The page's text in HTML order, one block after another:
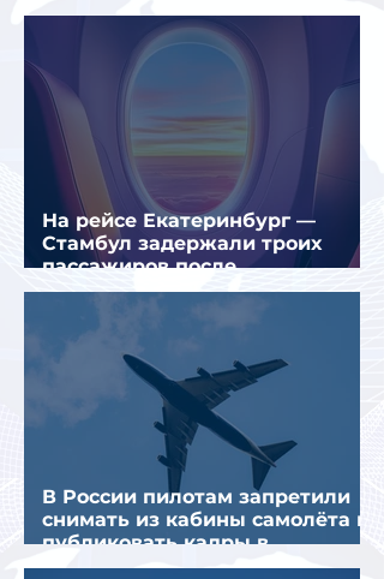
уставшие россияне
На рейсе Екатеринбург —
Стамбул задержали троих
пассажиров после
предполагаемой серии краж
В России пилотам запретили
снимать из кабины самолёта и
публиковать кадры в
интернете